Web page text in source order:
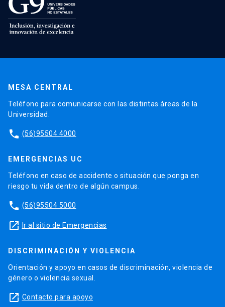
MESA CENTRAL
Teléfono para comunicarse con las distintas áreas de la
Universidad.
phone (56)95504 4000
EMERGENCIAS UC
Teléfono en caso de accidente o situación que ponga en
riesgo tu vida dentro de algún campus.
phone (56)95504 5000
launch Ir al sitio de Emergencias
DISCRIMINACIÓN Y VIOLENCIA
Orientación y apoyo en casos de discriminación, violencia de
género o violencia sexual.
launch Contacto para apoyo